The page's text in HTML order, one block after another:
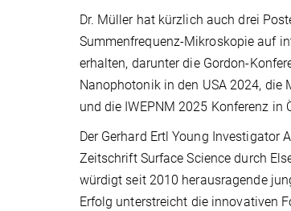
Dr. Müller hat kürzlich auch drei
Summenfrequenz-Mikroskopie auf
erhalten, darunter die Gordon-
Nanophotonik in den USA 2024, die
und die IWEPNM 2025 Konferenz in
Der Gerhard Ertl Young Investigator
Zeitschrift Surface Science durch
würdigt seit 2010 herausragende
Erfolg unterstreicht die innovativen